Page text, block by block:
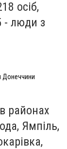
осіб,
- люди з
Донеччини
районах
Ямпіль,